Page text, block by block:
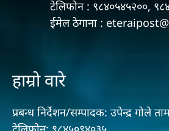
टेलिफोन : ९८४०५४५२००,
ईमेल ठेगाना :
हाम्रो वारे
प्रबन्ध निर्देशन/सम्पादक: उपेन्द्र गोले